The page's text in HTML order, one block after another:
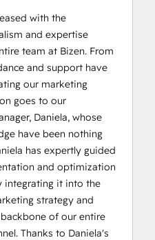
with the
and expertise
team at Bizen. From
and support have
our marketing
goes to our
Daniela, whose
have been nothing
has expertly guided
and optimization
integrating it into the
strategy and
of our entire
Thanks to Daniela's